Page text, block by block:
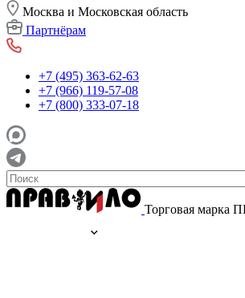
Москва и Московская область
Партнёрам
+7 (495) 363-62-63
+7 (966) 119-57-08
+7 (800) 333-07-18
Торговая